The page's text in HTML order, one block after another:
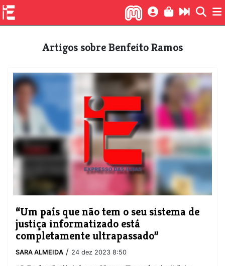
Artigos sobre Benfeito Ramos
“Um país que não tem o seu sistema de
justiça informatizado está
completamente ultrapassado”
SARA ALMEIDA / 24 dez 2023 8:50